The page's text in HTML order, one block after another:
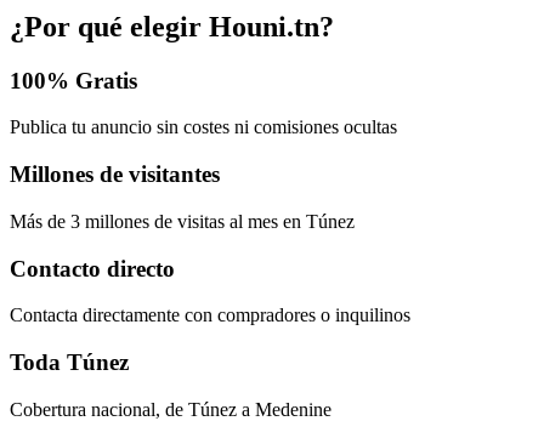
¿Por qué elegir Houni.tn?
100% Gratis
Publica tu anuncio sin costes ni comisiones ocultas
Millones de visitantes
Más de 3 millones de visitas al mes en Túnez
Contacto directo
Contacta directamente con compradores o inquilinos
Toda Túnez
Cobertura nacional, de Túnez a Medenine